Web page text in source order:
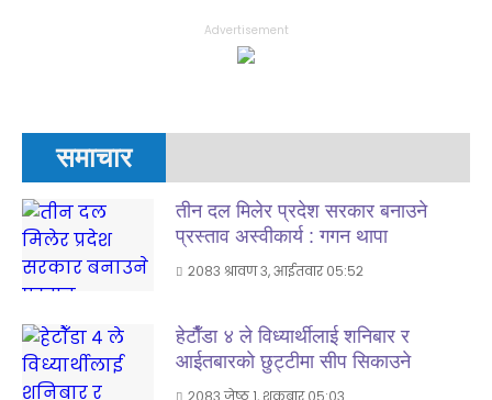
Advertisement
समाचार
तीन दल मिलेर प्रदेश सरकार बनाउने
प्रस्ताव अस्वीकार्य : गगन थापा
२०८३ श्रावण ३, आईतवार ०५:५२
हेटाैँडा ४ ले विध्यार्थीलाई शनिबार र
आईतबारकाे छुट्टीमा सीप सिकाउने
२०८३ जेष्ठ १, शुक्रबार ०५:०३